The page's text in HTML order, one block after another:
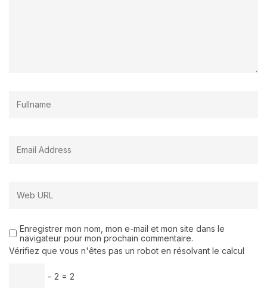
Enregistrer mon nom, mon e-mail et mon site dans le
navigateur pour mon prochain commentaire.
Vérifiez que vous n'êtes pas un robot en résolvant le calcul
− 2 = 2